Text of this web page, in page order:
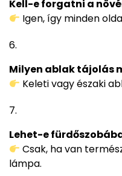
Kell-e forgatni a
Igen, így minden
Milyen ablak tájolás
Keleti vagy északi
Lehet-e
Csak, ha van
lámpa.